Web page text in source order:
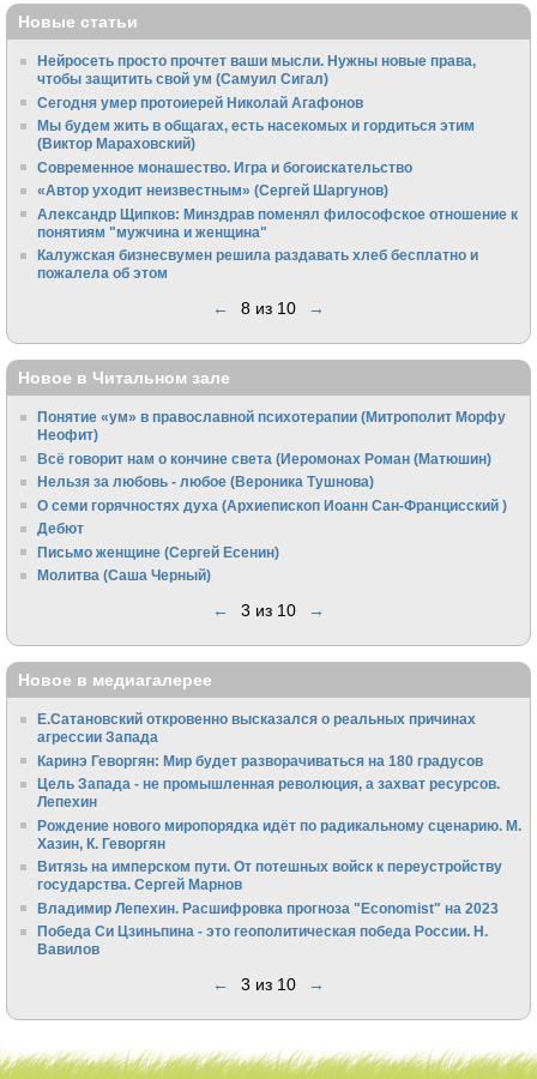
Новые статьи
Нейросеть просто прочтет ваши мысли. Нужны новые права,
чтобы защитить свой ум (Самуил Сигал)
Сегодня умер протоиерей Николай Агафонов
Мы будем жить в общагах, есть насекомых и гордиться этим
(Виктор Мараховский)
Cовременное монашество. Игра и богоискательство
«Автор уходит неизвестным» (Сергей Шаргунов)
Александр Щипков: Минздрав поменял философское отношение к
понятиям "мужчина и женщина"
Калужская бизнесвумен решила раздавать хлеб бесплатно и
пожалела об этом
← 8 из 10 →
Новое в Читальном зале
Понятие «ум» в православной психотерапии (Митрополит Морфу
Неофит)
Всё говорит нам о кончине света (Иеромонах Роман (Матюшин)
Нельзя за любовь - любое (Вероника Тушнова)
О семи горячностях духа (Архиепископ Иоанн Сан-Францисский )
Дебют
Письмо женщине (Сергей Есенин)
Молитва (Саша Черный)
← 3 из 10 →
Новое в медиагалерее
Е.Сатановский откровенно высказался о реальных причинах
агрессии Запада
Каринэ Геворгян: Мир будет разворачиваться на 180 градусов
Цель Запада - не промышленная революция, а захват ресурсов.
Лепехин
Рождение нового миропорядка идёт по радикальному сценарию. М.
Хазин, К. Геворгян
Витязь на имперском пути. От потешных войск к переустройству
государства. Сергей Марнов
Владимир Лепехин. Расшифровка прогноза "Economist" на 2023
Победа Си Цзиньпина - это геополитическая победа России. Н.
Вавилов
← 3 из 10 →